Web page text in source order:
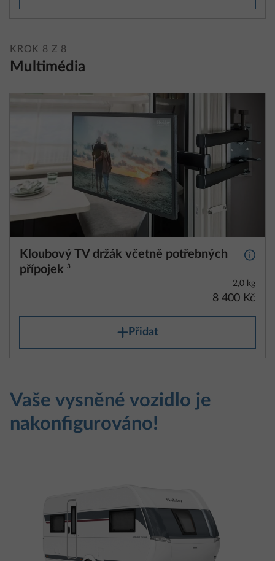
KROK 8 Z 8
Multimédia
Kloubový TV držák včetně potřebných
přípojek 3
Další
2,0 kg
8 400 Kč
Přidat
Vaše vysněné vozidlo je
nakonfigurováno!